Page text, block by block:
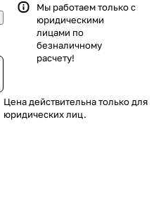
Мы работаем только с
юридическими
лицами по
безналичному
расчету!
Цена действительна только для
юридических лиц.